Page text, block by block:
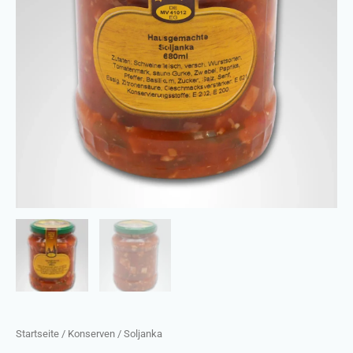
Startseite / Konserven / Soljanka